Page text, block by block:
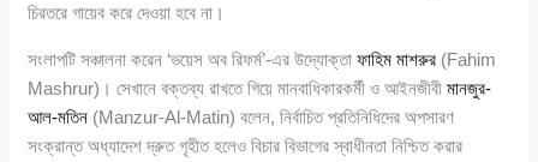
চিরতরে গায়েব করে দেওয়া হবে না।
সংলাপটি সঞ্চালনা করেন ‘ভয়েস অব রিফর্ম’-এর উদ্যোক্তাফাহিম মাশরুর (Fahim
Mashrur)। সেখানে বক্তব্য রাখতে গিয়ে মানবাধিকারকর্মী ও আইনজীবীমানজুর-
আল-মতিন (Manzur-Al-Matin) বলেন, নির্বাচিত প্রতিনিধিদের অপসারণ
সংক্রান্ত অধ্যাদেশ দ্রুত গৃহীত হলেও বিচার বিভাগের স্বাধীনতা নিশ্চিত করার